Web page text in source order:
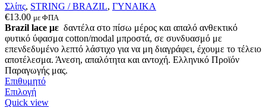
Σλίπς, STRING / BRAZIL, ΓΥΝΑΙΚΑ
€13.00 με ΦΠΑ
Brazil lace με δαντέλα στο πίσω μέρος και απαλό ανθεκτικό
φυτικό ύφασμα cotton/modal μπροστά, σε συνδυασμό με
επενδεδυμένο λεπτό λάστιχο για να μη διαγράφει, έχουμε το τέλειο
αποτέλεσμα. Άνεση, απαλότητα και αντοχή. Ελληνικό Προϊόν
Παραγωγής μας.
Επιθυμητό
ΕπιλογήΑυτό
το
Quick view